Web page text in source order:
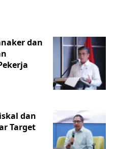
dan
dan
Target